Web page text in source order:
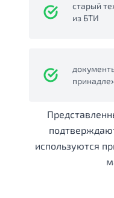
старый
из БТИ
используются